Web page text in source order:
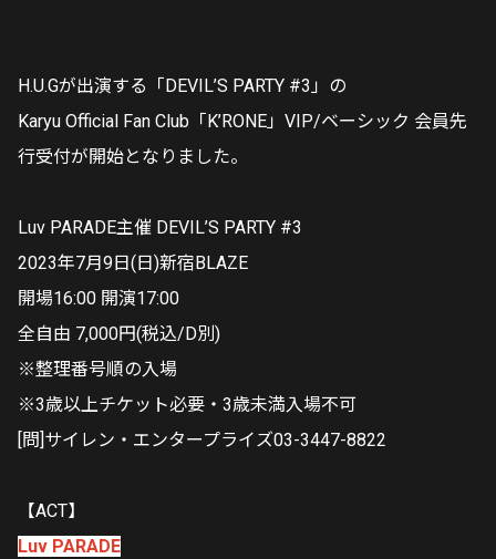
H.U.Gが出演する「DEVIL’S PARTY #3」の
Karyu Official Fan Club「K’RONE」VIP/ベーシック 会員先
行受付が開始となりました。
Luv PARADE主催 DEVIL’S PARTY #3
2023年7月9日(日)新宿BLAZE
開場16:00 開演17:00
全自由 7,000円(税込/D別)
※整理番号順の入場
※3歳以上チケット必要・3歳未満入場不可
[問]サイレン・エンタープライズ03-3447-8822
【ACT】
Luv PARADE